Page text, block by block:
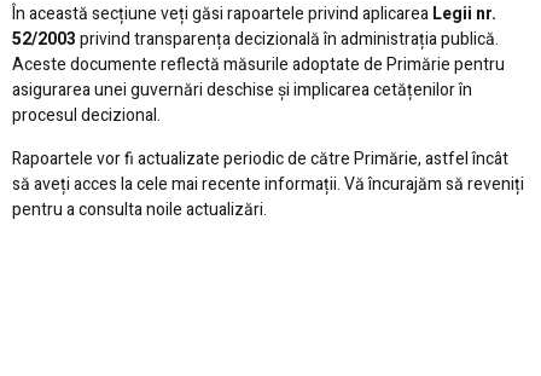
În această secțiune veți găsi rapoartele privind aplicareaLegii nr.
52/2003privind transparența decizională în administrația publică.
Aceste documente reflectă măsurile adoptate de Primărie pentru
asigurarea unei guvernări deschise și implicarea cetățenilor în
procesul decizional.
Rapoartele vor fi actualizate periodic de către Primărie, astfel încât
să aveți acces la cele mai recente informații. Vă încurajăm să reveniți
pentru a consulta noile actualizări.